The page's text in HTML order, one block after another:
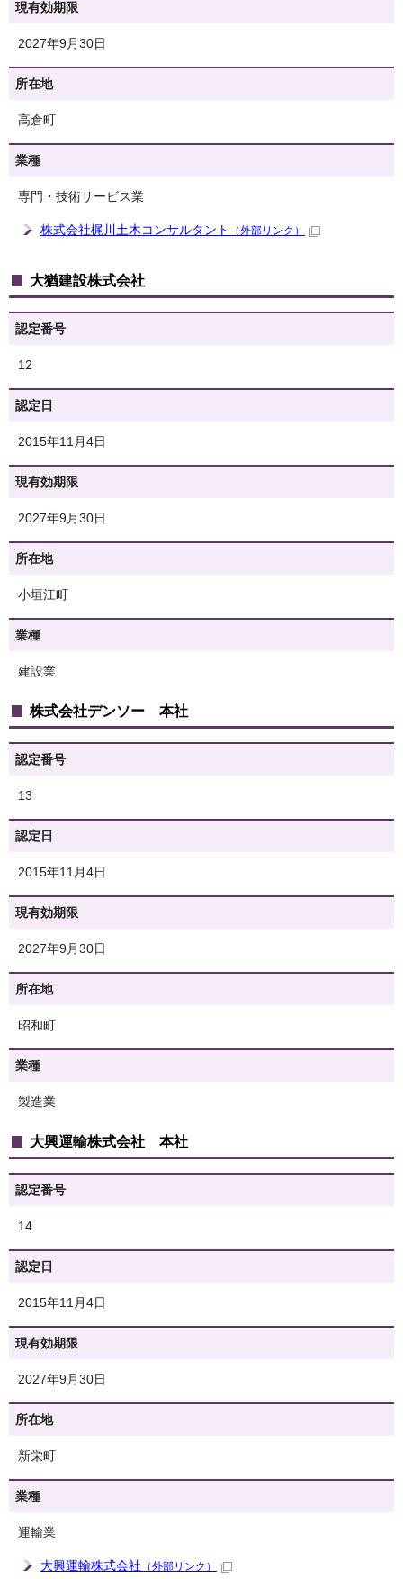
現有効期限
2027年9月30日
所在地
高倉町
業種
専門・技術サービス業
株式会社梶川土木コンサルタント （外部リンク）
大猶建設株式会社
認定番号
12
認定日
2015年11月4日
現有効期限
2027年9月30日
所在地
小垣江町
業種
建設業
株式会社デンソー 本社
認定番号
13
認定日
2015年11月4日
現有効期限
2027年9月30日
所在地
昭和町
業種
製造業
大興運輸株式会社 本社
認定番号
14
認定日
2015年11月4日
現有効期限
2027年9月30日
所在地
新栄町
業種
運輸業
大興運輸株式会社 （外部リンク）